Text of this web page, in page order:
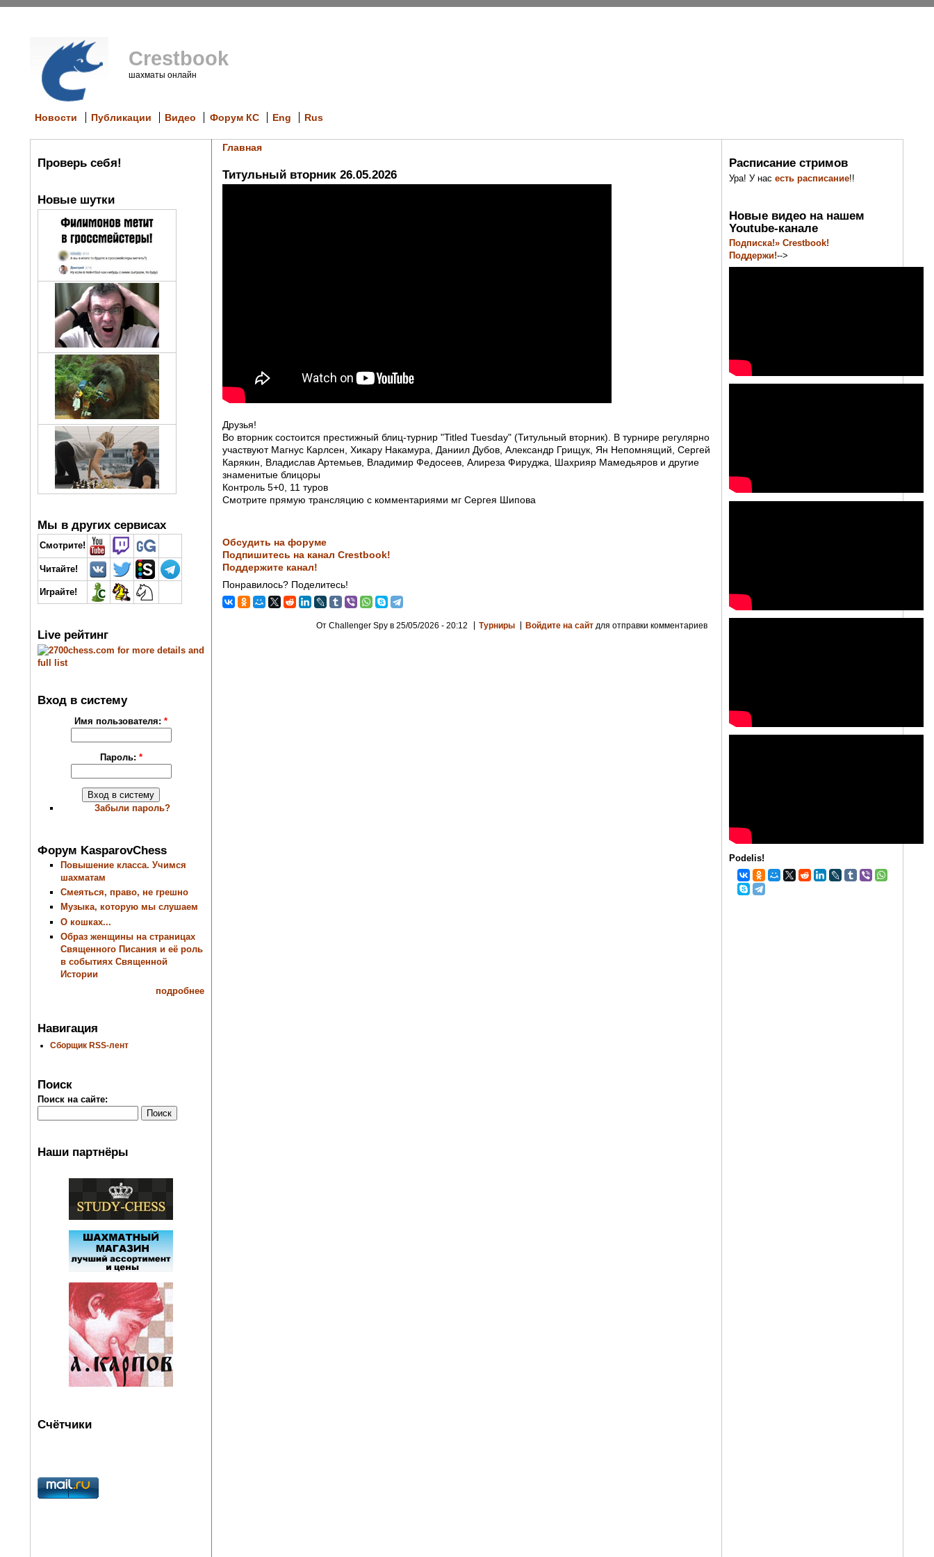
Crestbook
шахматы онлайн
Новости Публикации Видео Форум КС Eng Rus
Проверь себя!
Новые шутки
Мы в других сервисах
Смотрите!
Читайте!
Играйте!
Live рейтинг
Вход в систему
Имя пользователя:*
Пароль: *
Забыли пароль?
Форум KasparovChess
Повышение класса. Учимся
шахматам
Смеяться, право, не грешно
Музыка, которую мы слушаем
О кошках...
Образ женщины на страницах
Священного Писания и её роль
в событиях Священной
Истории
подробнее
Навигация
Сборщик RSS-лент
Поиск
Поиск на сайте:
Наши партнёры
Счётчики
Главная
Титульный вторник 26.05.2026
Друзья!
Во вторник состоится престижный блиц-турнир "Titled Tuesday" (Титульный вторник). В турнире регулярно
участвуют Магнус Карлсен, Хикару Накамура, Даниил Дубов, Александр Грищук, Ян Непомнящий, Сергей
Карякин, Владислав Артемьев, Владимир Федосеев, Алиреза Фируджа, Шахрияр Мамедьяров и другие
знаменитые блицоры
Контроль 5+0, 11 туров
Смотрите прямую трансляцию с комментариями мг Сергея Шипова
Обсудить на форуме
Подпишитесь на канал Crestbook!
Поддержите канал!
Понравилось? Поделитесь!
От Challenger Spy в 25/05/2026 - 20:12 Турниры Войдите на сайт для отправки комментариев
Расписание стримов
Ура! У насесть расписание!!
Новые видео на нашем
Youtube-канале
Подписка!» Crestbook!
Поддержи!-->
Podelis!